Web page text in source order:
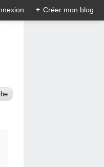
+ Créer mon blog